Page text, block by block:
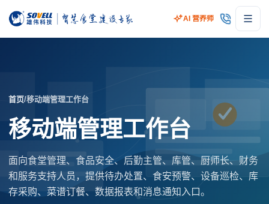
AI 营养师
首页/移动端管理工作台
移动端管理工作台
面向食堂管理、食品安全、后勤主管、库管、厨师长、财务
和服务支持人员，提供待办处置、食安预警、设备巡检、库
存采购、菜谱订餐、数据报表和消息通知入口。